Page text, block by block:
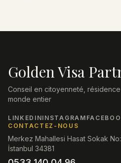
Golden Visa
Conseil en citoyenneté,
monde entier
LINKEDININSTAGRAM
CONTACTEZ-NOUS
Merkez Mahallesi Hasat Sokak
İstanbul 34381